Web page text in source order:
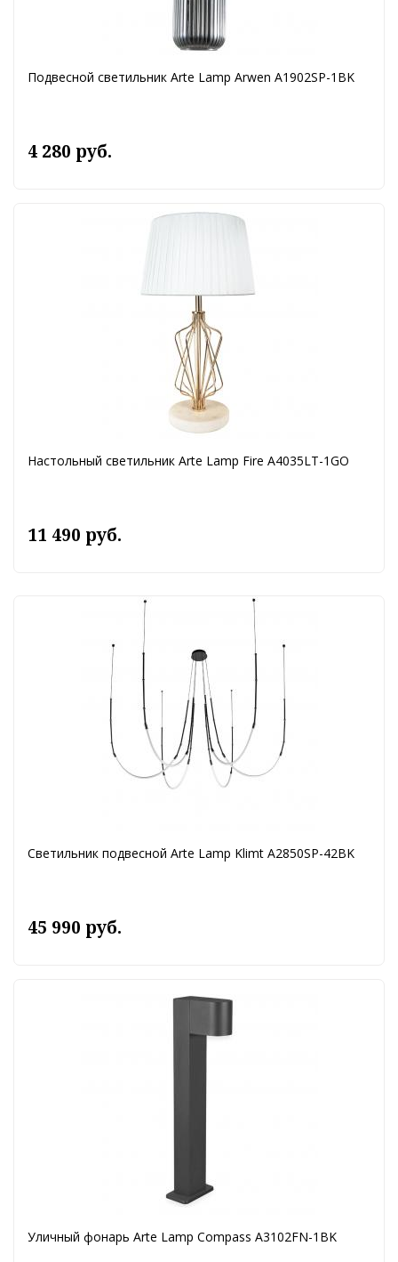
Подвесной светильник Arte Lamp Arwen A1902SP-1BK
4 280 руб.
Настольный светильник Arte Lamp Fire A4035LT-1GO
11 490 руб.
Светильник подвесной Arte Lamp Klimt A2850SP-42BK
45 990 руб.
Уличный фонарь Arte Lamp Compass A3102FN-1BK